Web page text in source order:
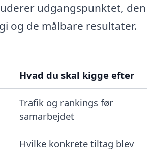
udgangspunktet, den
og de målbare resultater.
Hvad du skal kigge efter
Trafik og rankings før
samarbejdet
Hvilke konkrete tiltag blev